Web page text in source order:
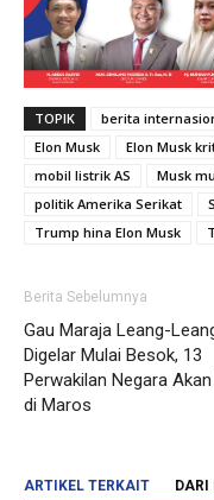
TOPIK berita
Elon Musk
Elon Musk
mobil listrik AS
Musk
politik Amerika Serikat
Trump hina Elon Musk
Berita Sebelumnya
Gau Maraja Leang-
Digelar Mulai Besok, 13
Perwakilan Negara
di Maros
ARTIKEL TERKAIT DARI